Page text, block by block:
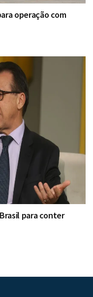
operação com
para conter